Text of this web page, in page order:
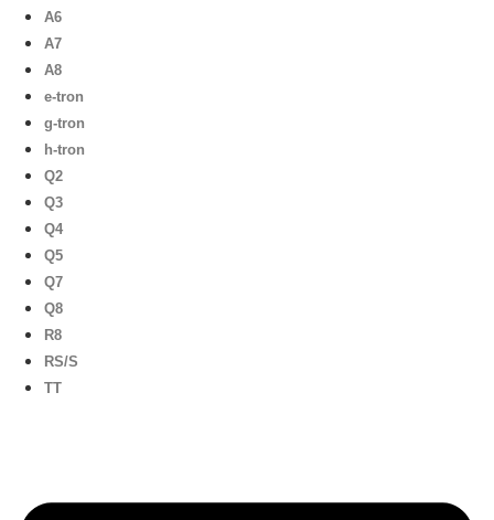
A6
A7
A8
e-tron
g-tron
h-tron
Q2
Q3
Q4
Q5
Q7
Q8
R8
RS/S
TT